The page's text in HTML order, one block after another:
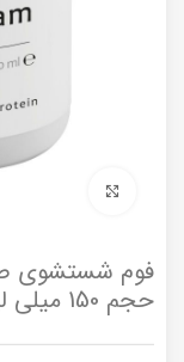
فوم شستشوی
حجم 150 میلی لیتر مارگریت